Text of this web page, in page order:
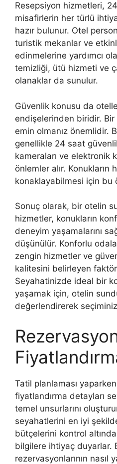
Resepsiyon hizmetleri,
misafirlerin her türlü
hazır bulunur. Otel
turistik mekanlar ve
edinmelerine yardımcı
temizliği, ütü hizmeti ve
olanaklar da sunulur.
Güvenlik konusu da
endişelerinden biridir.
emin olmanız önemlidir.
genellikle 24 saat
kameraları ve elektronik
önlemler alır. Konukların
konaklayabilmesi için bu
Sonuç olarak, bir otelin
hizmetler, konukların
deneyim yaşamalarını
düşünülür. Konforlu
zengin hizmetler ve
kalitesini belirleyen
Seyahatinizde ideal bir
yaşamak için, otelin
değerlendirerek
Tatil planlaması
fiyatlandırma detayları
temel unsurlarını
seyahatlerini en iyi
bütçelerini kontrol
bilgilere ihtiyaç duyarlar.
rezervasyonlarının nasıl